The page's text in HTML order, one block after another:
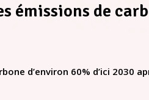
émissions de
d’environ 60% d’ici 2030